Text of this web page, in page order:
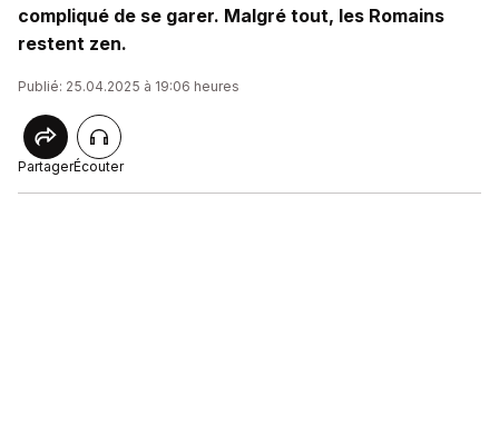
compliqué de se garer. Malgré tout, les Romains
restent zen.
Publié: 25.04.2025 à 19:06 heures
PartagerÉcouter